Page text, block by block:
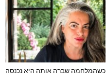
כשהמלחמה שברה אותה היא נכנסה